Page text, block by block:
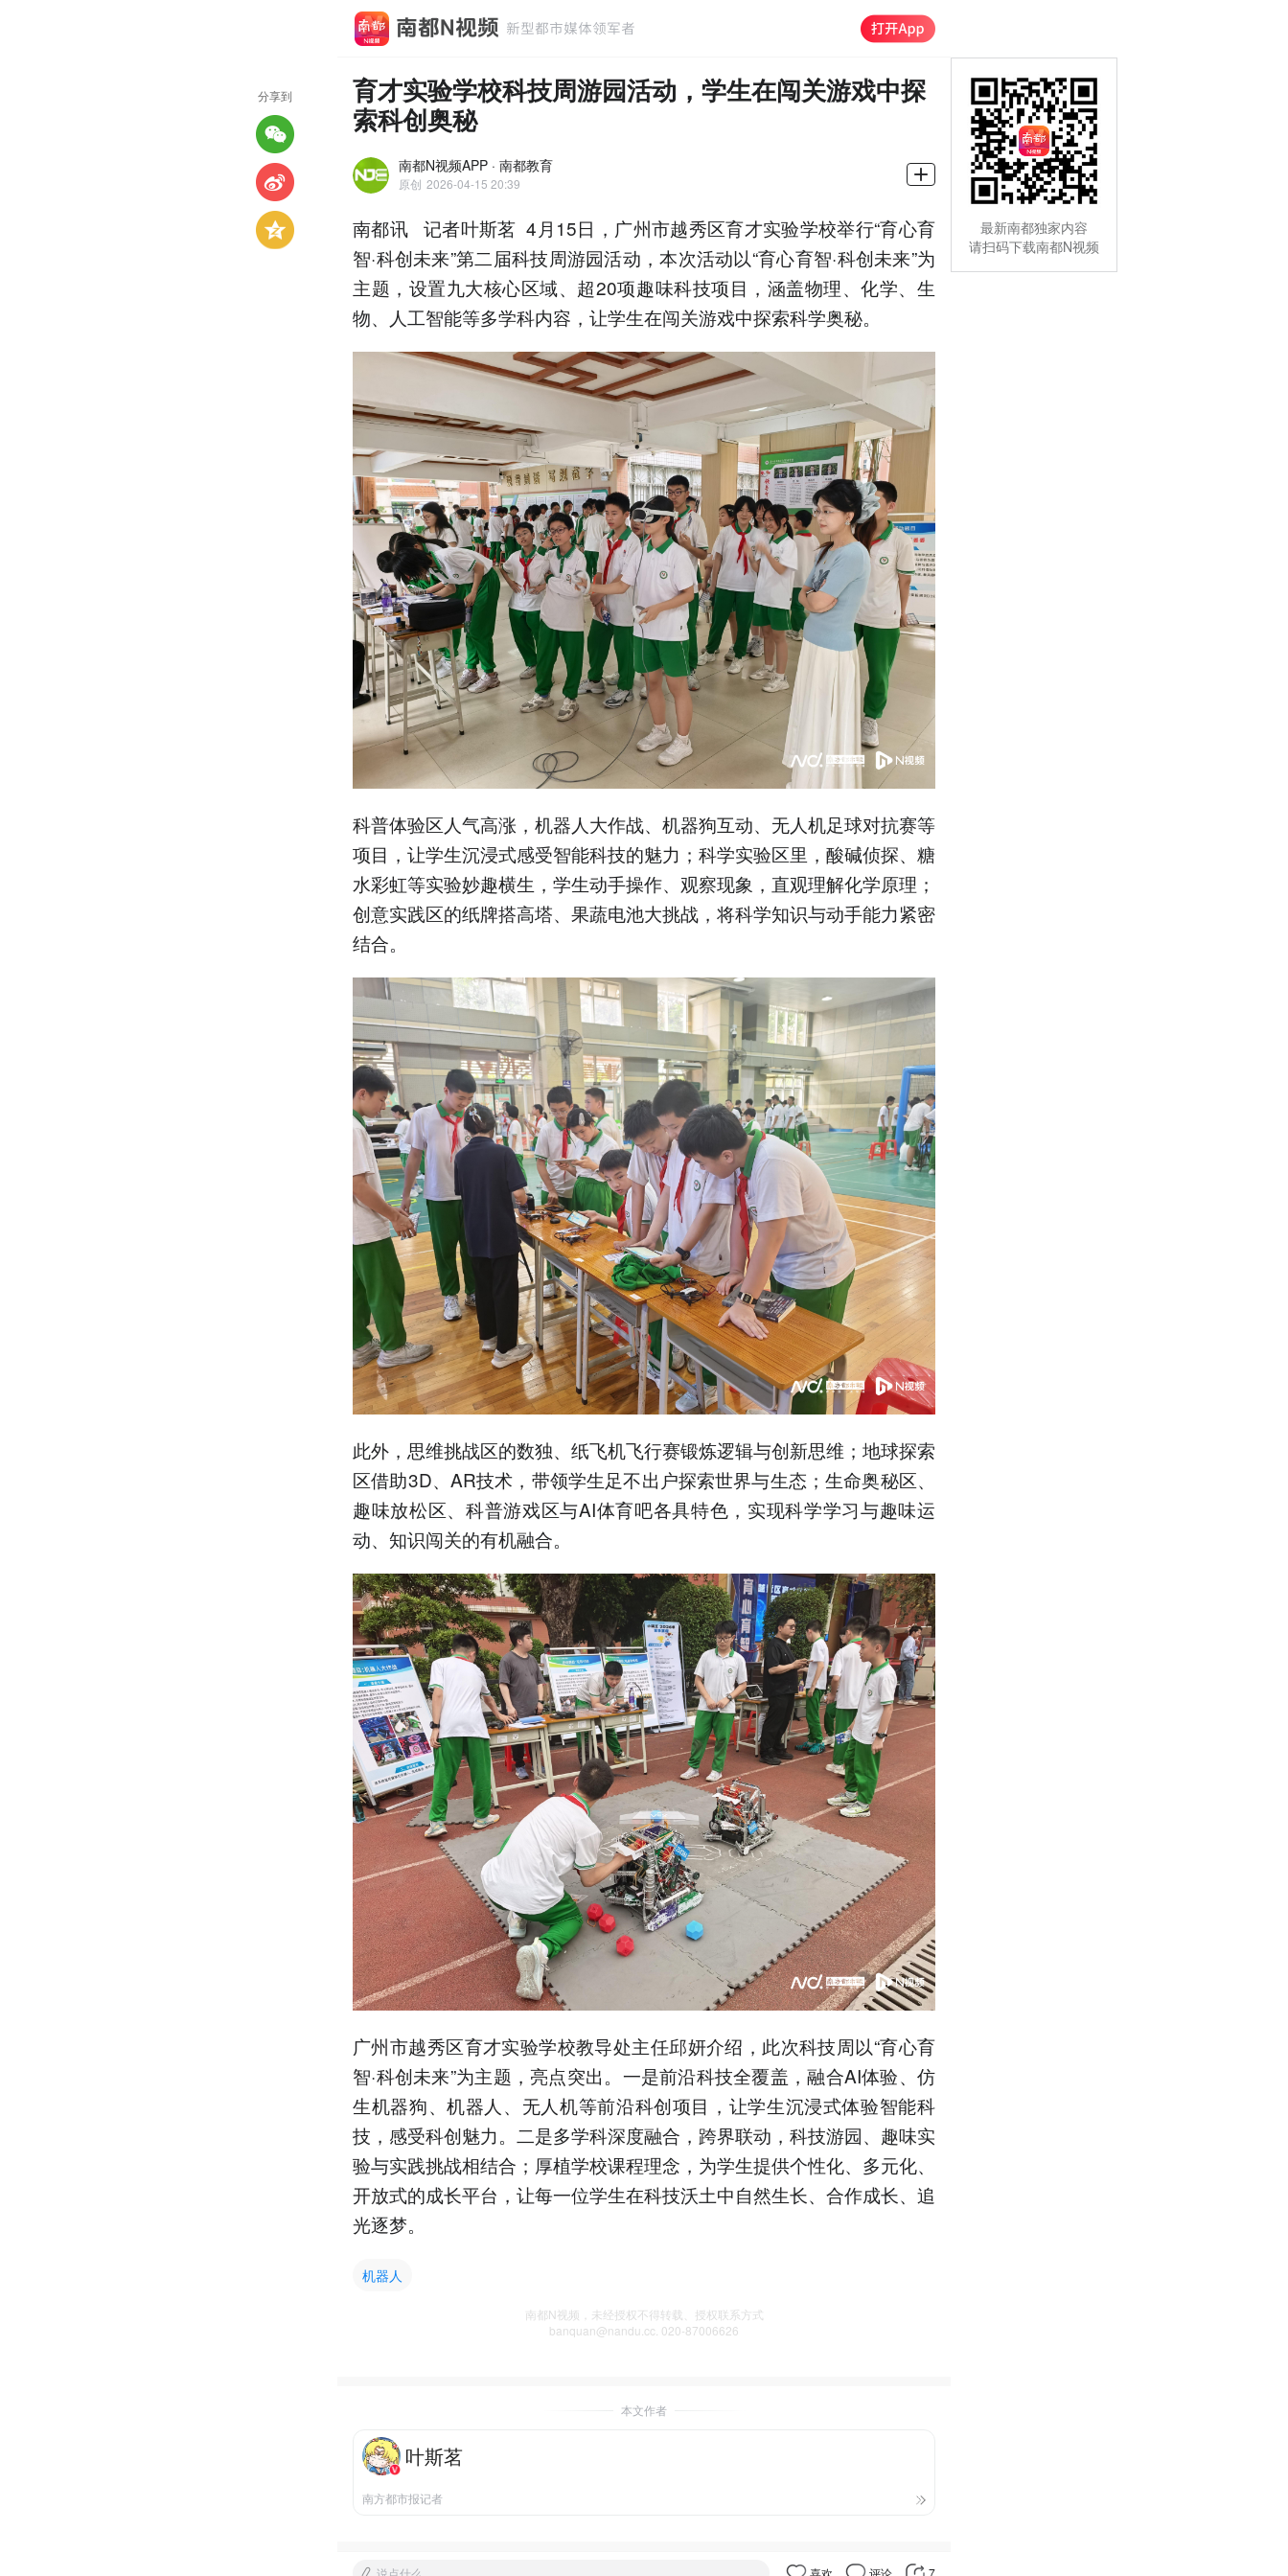
育才实验学校科技周游园活动，学生在闯关游戏中探
索科创奥秘
南都N视频APP · 南都教育
原创 2026-04-15 20:39
南都讯 记者叶斯茗 4月15日，广州市越秀区育才实验学校举行“育心育
智·科创未来”第二届科技周游园活动，本次活动以“育心育智·科创未来”为
主题，设置九大核心区域、超20项趣味科技项目，涵盖物理、化学、生
物、人工智能等多学科内容，让学生在闯关游戏中探索科学奥秘。
科普体验区人气高涨，机器人大作战、机器狗互动、无人机足球对抗赛等
项目，让学生沉浸式感受智能科技的魅力；科学实验区里，酸碱侦探、糖
水彩虹等实验妙趣横生，学生动手操作、观察现象，直观理解化学原理；
创意实践区的纸牌搭高塔、果蔬电池大挑战，将科学知识与动手能力紧密
结合。
此外，思维挑战区的数独、纸飞机飞行赛锻炼逻辑与创新思维；地球探索
区借助3D、AR技术，带领学生足不出户探索世界与生态；生命奥秘区、
趣味放松区、科普游戏区与AI体育吧各具特色，实现科学学习与趣味运
动、知识闯关的有机融合。
广州市越秀区育才实验学校教导处主任邱妍介绍，此次科技周以“育心育
智·科创未来”为主题，亮点突出。一是前沿科技全覆盖，融合AI体验、仿
生机器狗、机器人、无人机等前沿科创项目，让学生沉浸式体验智能科
技，感受科创魅力。二是多学科深度融合，跨界联动，科技游园、趣味实
验与实践挑战相结合；厚植学校课程理念，为学生提供个性化、多元化、
开放式的成长平台，让每一位学生在科技沃土中自然生长、合作成长、追
光逐梦。
机器人
南都N视频，未经授权不得转载、授权联系方式
banquan@nandu.cc. 020-87006626
本文作者
叶斯茗
南方都市报记者
说点什么 喜欢 评论 7
分享到
最新南都独家内容
请扫码下载南都N视频